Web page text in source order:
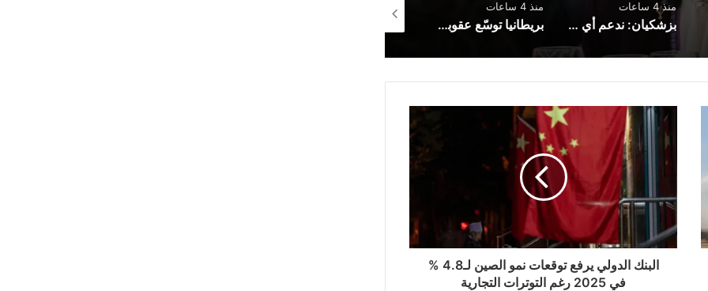
منذ 4 ساعات
بزشكيان: ندعم أي قرار يتخذه الفلسطينيون في مفاوضات غزة
منذ 4 ساعات
بريطانيا توسّع عقوباتها على روسيا بإضافة 19 بندًا جديدًا إلى قائمة العقوبات
البنك الدولي يرفع توقعات نمو الصين لـ4.8 %
في 2025 رغم التوترات التجارية